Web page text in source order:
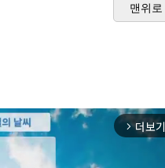
맨위로
arrow_forward_ios 더보기